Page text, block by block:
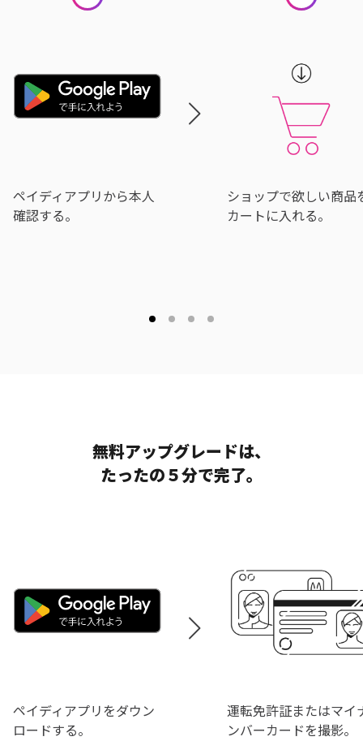
ペイディアプリから本人
確認する。
ショップで欲しい商品
カートに入れる。
無料アップグレードは、
たったの５分で完了。
ペイディアプリをダウン
ロードする。
運転免許証またはマイ
ンバーカードを撮影。